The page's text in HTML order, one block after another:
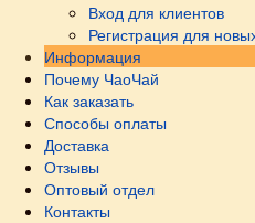
Вход для клиентов
Регистрация для
Информация
Почему ЧаоЧай
Как заказать
Способы оплаты
Доставка
Отзывы
Оптовый отдел
Контакты